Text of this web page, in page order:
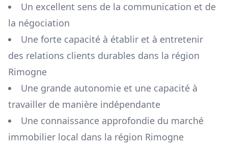
Un excellent sens de la communication et de
la négociation
Une forte capacité à établir et à entretenir
des relations clients durables dans la région
Rimogne
Une grande autonomie et une capacité à
travailler de manière indépendante
Une connaissance approfondie du marché
immobilier local dans la région Rimogne